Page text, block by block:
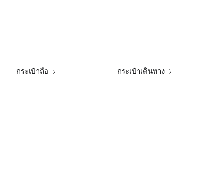
กระเป๋าถือ กระเป๋าเดินทาง